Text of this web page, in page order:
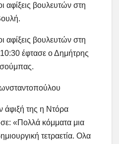
αφίξεις βουλευτών στη
αφίξεις βουλευτών στη
10:30 έφτασε ο Δημήτρης
άφιξή της η Ντόρα
«Πολλά κόμματα μια
τετραετία. Ολα